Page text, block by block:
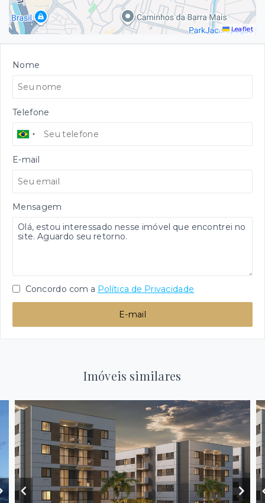
Leaflet
Nome
Telefone
E-mail
Mensagem
Concordo com a Política de Privacidade
E-mail
Imóveis similares